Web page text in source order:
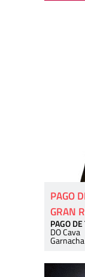
PAGO
GRAN
PAGO
DO Cava
Garnacha